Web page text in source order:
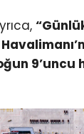
9’uncu